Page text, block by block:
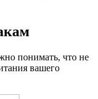
понимать, что не
вашего